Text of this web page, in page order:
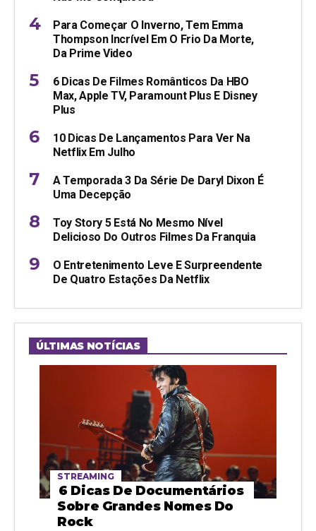
Para Começar O Inverno, Tem Emma
Thompson Incrível Em O Frio Da Morte,
Da Prime Video
6 Dicas De Filmes Românticos Da HBO
Max, Apple TV, Paramount Plus E Disney
Plus
10 Dicas De Lançamentos Para Ver Na
Netflix Em Julho
A Temporada 3 Da Série De Daryl Dixon É
Uma Decepção
Toy Story 5 Está No Mesmo Nível
Delicioso Do Outros Filmes Da Franquia
O Entretenimento Leve E Surpreendente
De Quatro Estações Da Netflix
ÚLTIMAS NOTÍCIAS
STREAMING
6 Dicas De Documentários
Sobre Grandes Nomes Do
Rock